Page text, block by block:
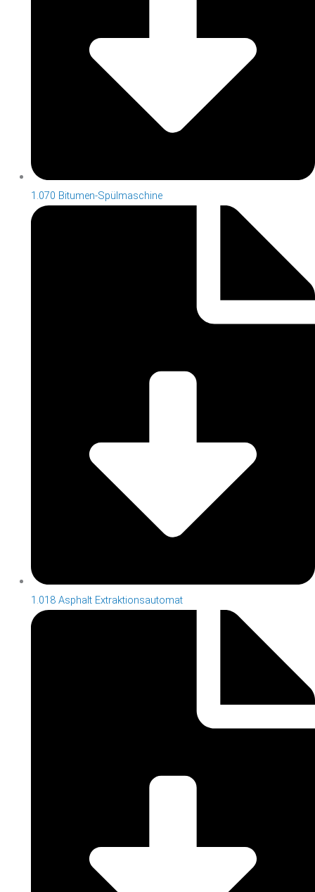
1.070 Bitumen-Spülmaschine
1.018 Asphalt Extraktionsautomat